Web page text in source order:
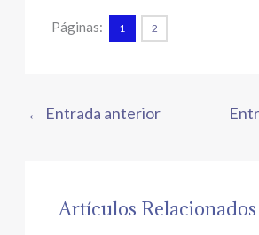
Páginas: 1 2
← Entrada anterior
Artículos Relacionados